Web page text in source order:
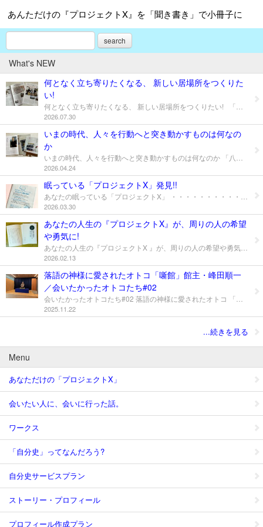
あんただけの『プロジェクトX』を「聞き書き」で小冊子に
search
What's NEW
何となく立ち寄りたくなる、 新しい居場所をつくりた
い!
2026.07.30
いまの時代、人々を行動へと突き動かすものは何なの
か
2026.04.24
眠っている「プロジェクトX」発見!!
2026.03.30
あなたの人生の『プロジェクトX』が、周りの人の希望
や勇気に!
2026.02.13
落語の神様に愛されたオトコ「噺館」館主・峰田順一
／会いたかったオトコたち#02
2025.11.22
...続きを見る
Menu
あなただけの「プロジェクトX」
会いたい人に、会いに行った話。
ワークス
「自分史」ってなんだろう?
自分史サービスプラン
ストーリー・プロフィール
プロフィール作成プラン